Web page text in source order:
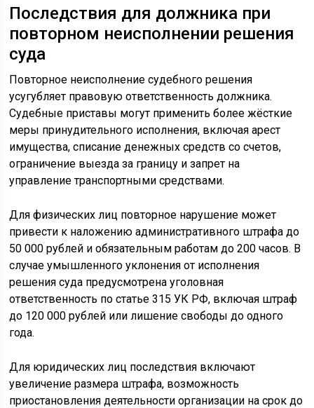
Последствия для должника при
повторном неисполнении решения
суда
Повторное неисполнение судебного решения
усугубляет правовую ответственность должника.
Судебные приставы могут применить более жёсткие
меры принудительного исполнения, включая арест
имущества, списание денежных средств со счетов,
ограничение выезда за границу и запрет на
управление транспортными средствами.
Для физических лиц повторное нарушение может
привести к наложению административного штрафа до
50 000 рублей и обязательным работам до 200 часов. В
случае умышленного уклонения от исполнения
решения суда предусмотрена уголовная
ответственность по статье 315 УК РФ, включая штраф
до 120 000 рублей или лишение свободы до одного
года.
Для юридических лиц последствия включают
увеличение размера штрафа, возможность
приостановления деятельности организации на срок до